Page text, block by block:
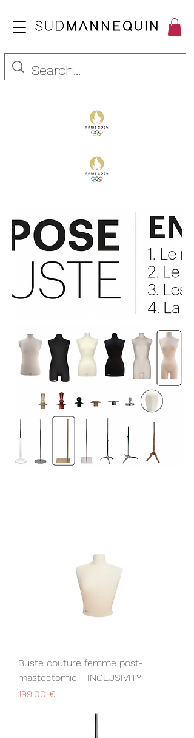
Buste couture femme post-
mastectomie - INCLUSIVITY
Prix
199,00 €